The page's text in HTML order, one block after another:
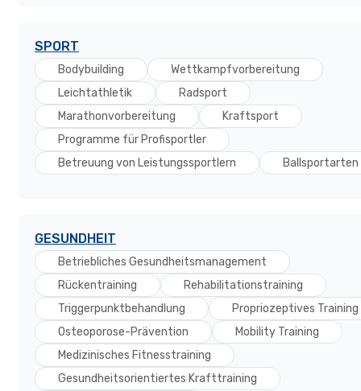
SPORT
Bodybuilding
Wettkampfvorbereitung
Leichtathletik
Radsport
Marathonvorbereitung
Kraftsport
Programme für Profisportler
Betreuung von Leistungssportlern
Ballsportarten
GESUNDHEIT
Betriebliches Gesundheitsmanagement
Rückentraining
Rehabilitationstraining
Triggerpunktbehandlung
Propriozeptives Training
Osteoporose-Prävention
Mobility Training
Medizinisches Fitnesstraining
Gesundheitsorientiertes Krafttraining